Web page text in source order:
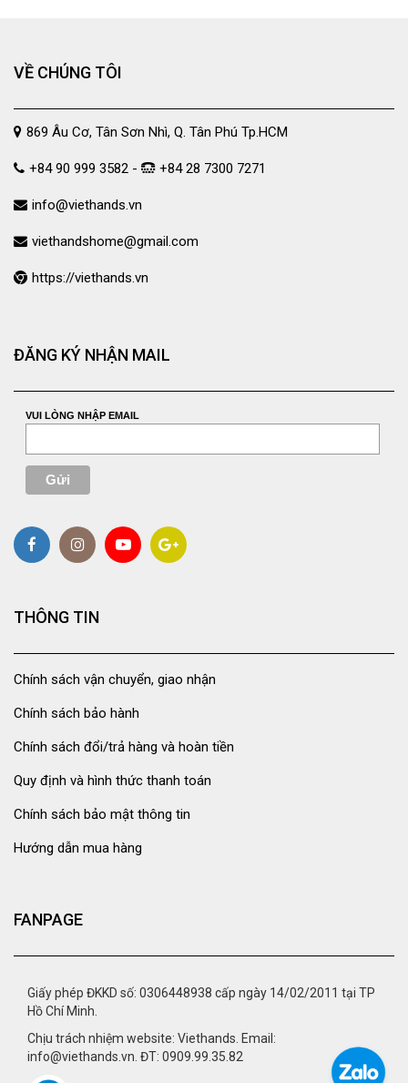
VỀ CHÚNG TÔI
869 Âu Cơ, Tân Sơn Nhì, Q. Tân Phú Tp.HCM
+84 90 999 3582 - +84 28 7300 7271
info@viethands.vn
viethandshome@gmail.com
https://viethands.vn
ĐĂNG KÝ NHẬN MAIL
VUI LÒNG NHẬP EMAIL
THÔNG TIN
Chính sách vận chuyển, giao nhận
Chính sách bảo hành
Chính sách đổi/trả hàng và hoàn tiền
Quy định và hình thức thanh toán
Chính sách bảo mật thông tin
Hướng dẫn mua hàng
FANPAGE
Giấy phép ĐKKD số: 0306448938 cấp ngày 14/02/2011 tại TP
Hồ Chí Minh.
Chịu trách nhiệm website: Viethands. Email:
info@viethands.vn. ĐT: 0909.99.35.82